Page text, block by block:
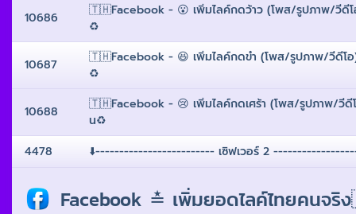
10686
🇹🇭Facebook - 😮 เพิ่มไลค์กดว้าว (โพส/รูปภาพ/วีดีโ
♻️
10687
🇹🇭Facebook - 😆 เพิ่มไลค์กดขำ (โพส/รูปภาพ/วีดีโอ
♻️
10688
🇹🇭Facebook - 😢 เพิ่มไลค์กดเศร้า (โพส/รูปภาพ/วีดี
น♻️
4478
⬇️------------------------- เซิฟเวอร์ 2
Facebook ≛ เพิ่มยอดไลค์ไทยคนจริ